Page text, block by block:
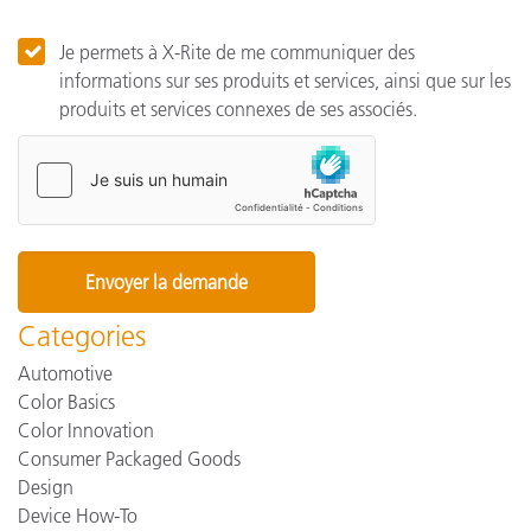
Je permets à X-Rite de me communiquer des
informations sur ses produits et services, ainsi que sur les
produits et services connexes de ses associés.
Categories
Automotive
Color Basics
Color Innovation
Consumer Packaged Goods
Design
Device How-To